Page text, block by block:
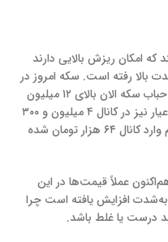
که امکان ریزش بالایی دارند
بالا رفته است. سکه امروز در
میانه کانال ۵۵ میلیون تومان رکورد زد، حباب سکه الان بالای ۱۲ میلیون
تومان برآورد می‌شود؛ هر گرم طلای ۱۸عیار نیز در کانال ۴ میلیون و ۳۰۰
هزار تومان قیمت خورده است؛ دلار هم وارد کانال ۶۴ هزار تومان شده
عملاً قیمت‌ها در این
افزایش یافته است چرا
درست یا غلط باشد.